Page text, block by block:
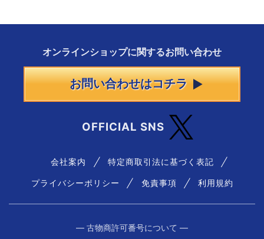
オンラインショップに関するお問い合わせ
お問い合わせはコチラ
OFFICIAL SNS
会社案内 特定商取引法に基づく表記
プライバシーポリシー 免責事項 利用規約
― 古物商許可番号について ―